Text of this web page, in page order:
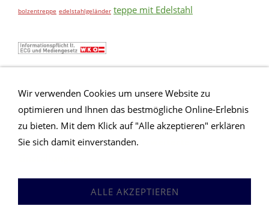
bolzentreppe edelstahlgeländer teppe mit Edelstahl
Anfrageformular Impressum Sitemap
Hilfe Versand
Wir verwenden Cookies um unsere Website zu
optimieren und Ihnen das bestmögliche Online-Erlebnis
zu bieten. Mit dem Klick auf "Alle akzeptieren" erklären
Sie sich damit einverstanden.
ALLE AKZEPTIEREN